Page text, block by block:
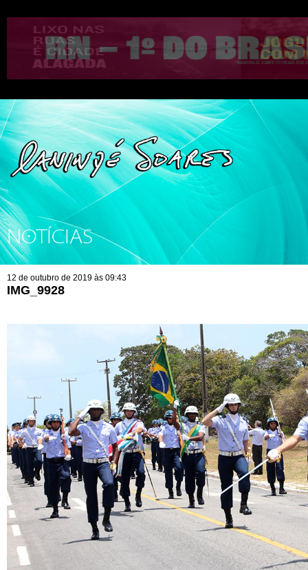
NOTÍCIAS
12 de outubro de 2019 às 09:43
IMG_9928